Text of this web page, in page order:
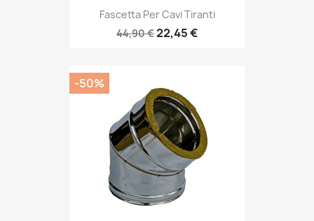
Fascetta Per Cavi Tiranti
44,90 €22,45 €
-50%